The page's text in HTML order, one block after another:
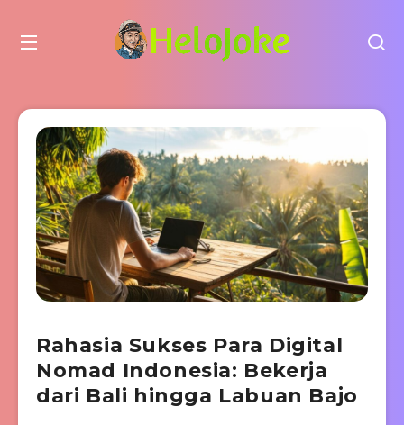
Rahasia Sukses Para Digital
Nomad Indonesia: Bekerja
dari Bali hingga Labuan Bajo